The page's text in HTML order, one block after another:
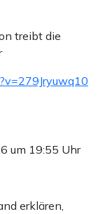
treibt die
um 19:55 Uhr
erklären,